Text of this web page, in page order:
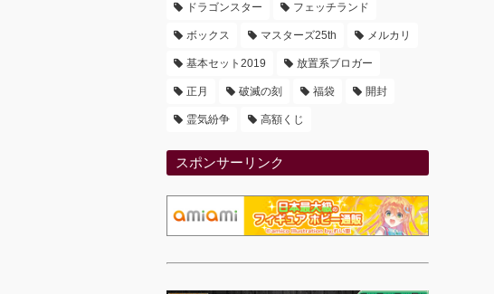
ドラゴンスター フェッチランド
ボックス マスターズ25th メルカリ
基本セット2019 放置系ブロガー
正月 破滅の刻 福袋 開封
霊気紛争 高額くじ
スポンサーリンク